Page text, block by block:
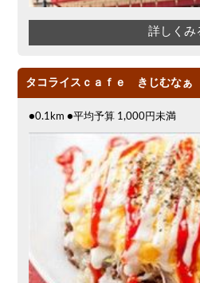
詳しくみ
タコライスｃａｆｅ きじむなぁ
●0.1km ●平均予算 1,000円未満